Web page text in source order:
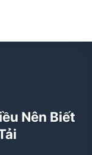
Nên Biết